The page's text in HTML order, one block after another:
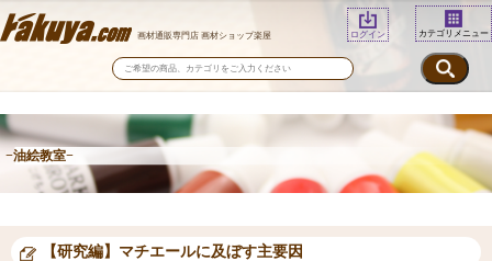
画材通販専門店 画材ショップ楽屋 ログイン カテゴリメニュー
−油絵教室−
【研究編】マチエールに及ぼす主要因